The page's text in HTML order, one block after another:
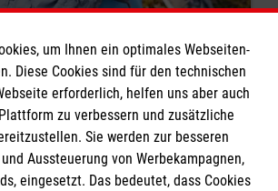
Mythen
Thema Erste Hilfe kursieren viele
stimmt? Was ist überholt? Wir
um Ihnen ein optimales Webseiten-
Diese Cookies sind für den technischen
erforderlich, helfen uns aber auch
zu verbessern und zusätzliche
Sie werden zur besseren
Aussteuerung von Werbekampagnen,
eingesetzt. Das bedeutet, dass Cookies